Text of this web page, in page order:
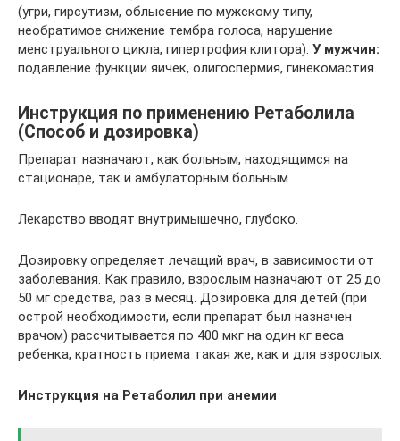
(угри, гирсутизм, облысение по мужскому типу,
необратимое снижение тембра голоса, нарушение
менструального цикла, гипертрофия клитора). У мужчин:
подавление функции яичек, олигоспермия, гинекомастия.
Инструкция по применению Ретаболила
(Способ и дозировка)
Препарат назначают, как больным, находящимся на
стационаре, так и амбулаторным больным.
Лекарство вводят внутримышечно, глубоко.
Дозировку определяет лечащий врач, в зависимости от
заболевания. Как правило, взрослым назначают от 25 до
50 мг средства, раз в месяц. Дозировка для детей (при
острой необходимости, если препарат был назначен
врачом) рассчитывается по 400 мкг на один кг веса
ребенка, кратность приема такая же, как и для взрослых.
Инструкция на Ретаболил при анемии